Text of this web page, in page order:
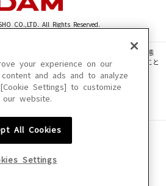
CO.,LTD. All Rights Reserved.
文章・画像・写真・動画・音声等を、手段や形態
超えて無断で複製、転載、ファイル化などすること
ご利用いただけない場合があります。
内容が変更になる場合があります。
your experience on our
and ads and to analyze
Settings] to customize
website.
All Cookies
Settings